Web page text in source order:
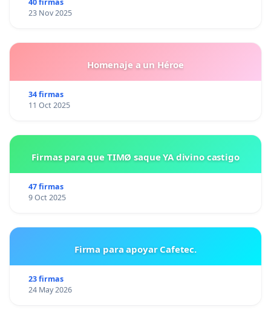
40 firmas
23 Nov 2025
Homenaje a un Héroe
34 firmas
11 Oct 2025
Firmas para que TIMØ saque YA divino castigo
47 firmas
9 Oct 2025
Firma para apoyar Cafetec.
23 firmas
24 May 2026